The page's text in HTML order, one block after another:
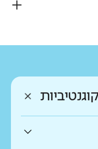
צעיר